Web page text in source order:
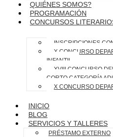
QUIÉNES SOMOS?
PROGRAMACIÓN
CONCURSOS
INSCRIPCIONES
X CONCURSO
INFANTIL
XVIII CONCURSO
CORTO CATEGORÍA
X CONCURSO
INICIO
BLOG
SERVICIOS Y TALLERES
PRÉSTAMO EXTERNO